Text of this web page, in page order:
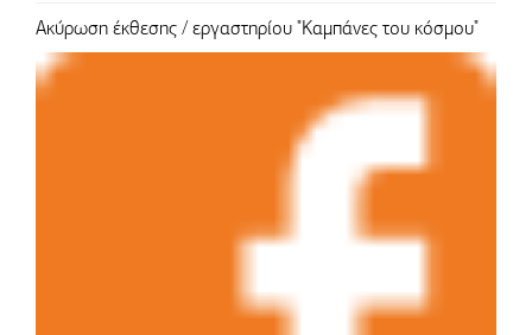
Ακύρωση έκθεσης / εργαστηρίου "Καμπάνες του κόσμου"